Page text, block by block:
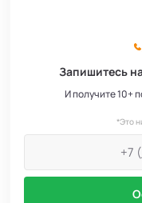
Запишитесь
И получите 10+
*Это